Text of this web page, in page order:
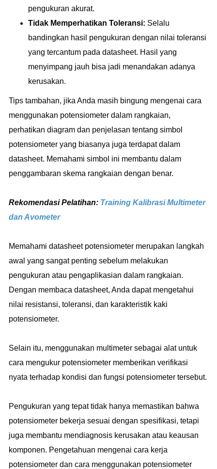
pengukuran akurat.
Tidak Memperhatikan Toleransi: Selalu
bandingkan hasil pengukuran dengan nilai toleransi
yang tercantum pada datasheet. Hasil yang
menyimpang jauh bisa jadi menandakan adanya
kerusakan.
Tips tambahan, jika Anda masih bingung mengenai cara
menggunakan potensiometer dalam rangkaian,
perhatikan diagram dan penjelasan tentang simbol
potensiometer yang biasanya juga terdapat dalam
datasheet. Memahami simbol ini membantu dalam
penggambaran skema rangkaian dengan benar.
Rekomendasi Pelatihan: Training Kalibrasi Multimeter
dan Avometer
Memahami datasheet potensiometer merupakan langkah
awal yang sangat penting sebelum melakukan
pengukuran atau pengaplikasian dalam rangkaian.
Dengan membaca datasheet, Anda dapat mengetahui
nilai resistansi, toleransi, dan karakteristik kaki
potensiometer.
Selain itu, menggunakan multimeter sebagai alat untuk
cara mengukur potensiometer memberikan verifikasi
nyata terhadap kondisi dan fungsi potensiometer tersebut.
Pengukuran yang tepat tidak hanya memastikan bahwa
potensiometer bekerja sesuai dengan spesifikasi, tetapi
juga membantu mendiagnosis kerusakan atau keausan
komponen. Pengetahuan mengenai cara kerja
potensiometer dan cara menggunakan potensiometer